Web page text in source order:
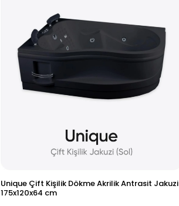
Unique Çift Kişilik Dökme Akrilik Antrasit Jakuzi
175x120x64 cm